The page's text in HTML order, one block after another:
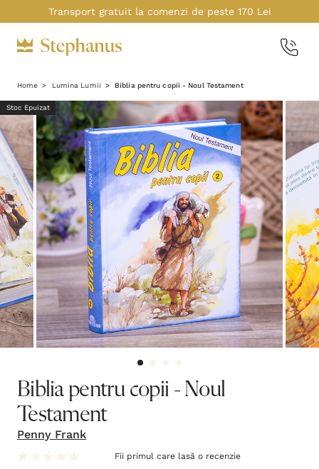
Transport gratuit la comenzi de peste 170 Lei
Home Lumina Lumii Biblia pentru copii - Noul Testament
Stoc Epuizat
Biblia pentru copii - Noul
Testament
Penny Frank
Fii primul care lasă o recenzie